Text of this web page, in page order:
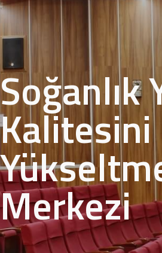
Soğanlık
Kalitesini
Merkezi